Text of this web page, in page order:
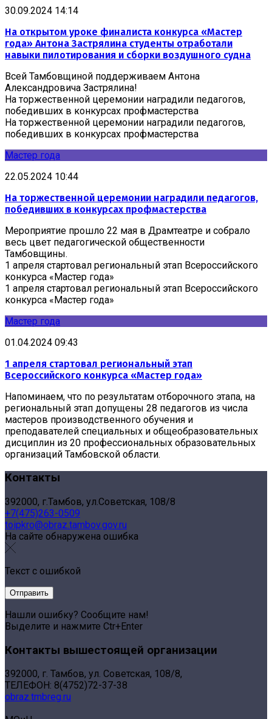
30.09.2024 14:14
На открытом уроке финалиста конкурса «Мастер
года» Антона Застрялина студенты отработали
навыки пилотирования и сборки воздушного судна
Всей Тамбовщиной поддерживаем Антона
Александровича Застрялина!
На торжественной церемонии наградили педагогов,
победивших в конкурсах профмастерства
На торжественной церемонии наградили педагогов,
победивших в конкурсах профмастерства
Мастер года
22.05.2024 10:44
На торжественной церемонии наградили педагогов,
победивших в конкурсах профмастерства
Мероприятие прошло 22 мая в Драмтеатре и собрало
весь цвет педагогической общественности
Тамбовщины.
1 апреля стартовал региональный этап Всероссийского
конкурса «Мастер года»
1 апреля стартовал региональный этап Всероссийского
конкурса «Мастер года»
Мастер года
01.04.2024 09:43
1 апреля стартовал региональный этап
Всероссийского конкурса «Мастер года»
Напоминаем, что по результатам отборочного этапа, на
региональный этап допущены 28 педагогов из числа
мастеров производственного обучения и
преподавателей специальных и общеобразовательных
дисциплин из 20 профессиональных образовательных
организаций Тамбовской области.
Контакты
392000, г.Тамбов, ул.Советская, 108/8
+7(475)263-0509
toipkro@obraz.tambov.gov.ru
На сайте обнаружена ошибка
Текст с ошибкой
Нашли ошибку? Сообщите нам!
Выделите и нажмите Ctr+Enter
Контакты вышестоящей организации
392000, г. Тамбов, ул. Советская, 108/8,
ТЕЛЕФОН: 8(4752)72-37-38
obraz.tmbreg.ru